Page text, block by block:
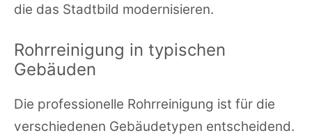
die das Stadtbild modernisieren.
Rohrreinigung in typischen
Gebäuden
Die professionelle Rohrreinigung ist für die
verschiedenen Gebäudetypen entscheidend.